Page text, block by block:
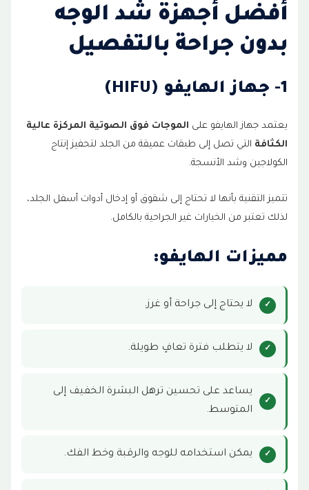
أفضل أجهزة شد الوجه
بدون جراحة بالتفصيل
1- جهاز الهايفو (HIFU)
يعتمد جهاز الهايفو على الموجات فوق الصوتية المركزة عالية
الكثافة التي تصل إلى طبقات عميقة من الجلد لتحفيز إنتاج
الكولاجين وشد الأنسجة.
تتميز التقنية بأنها لا تحتاج إلى شقوق أو إدخال أدوات أسفل الجلد،
لذلك تعتبر من الخيارات غير الجراحية بالكامل.
مميزات الهايفو:
لا يحتاج إلى جراحة أو غرز.
لا يتطلب فترة تعافٍ طويلة.
يساعد على تحسين ترهل البشرة الخفيف إلى
المتوسط.
يمكن استخدامه للوجه والرقبة وخط الفك.